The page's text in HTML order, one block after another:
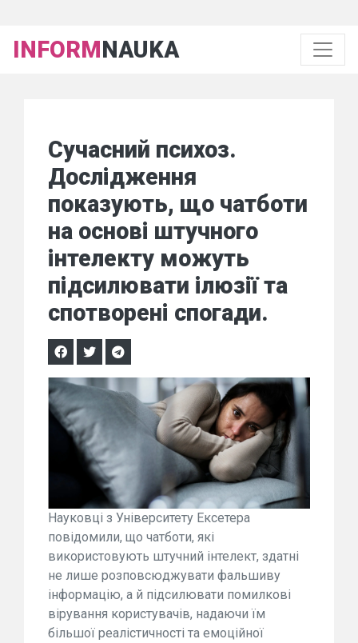
INFORMNAUKA
Сучасний психоз.
Дослідження
показують, що чатботи
на основі штучного
інтелекту можуть
підсилювати ілюзії та
спотворені спогади.
Науковці з Університету Ексетера
повідомили, що чатботи, які
використовують штучний інтелект, здатні
не лише розповсюджувати фальшиву
інформацію, а й підсилювати помилкові
вірування користувачів, надаючи їм
більшої реалістичності та емоційної